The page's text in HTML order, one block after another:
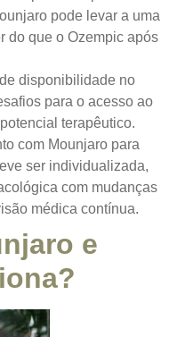
pode levar a uma
do que o Ozempic após
disponibilidade no
para o acesso ao
terapêutico.
com Mounjaro para
ser individualizada,
com mudanças
médica contínua.
e